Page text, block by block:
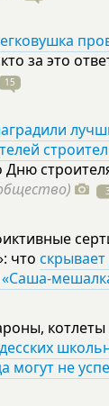
за это
15
Дню
3
что скрывает
котлеты
могут не